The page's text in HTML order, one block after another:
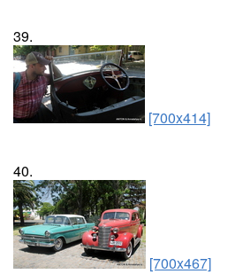
39.
[700x414]
40.
[700x467]